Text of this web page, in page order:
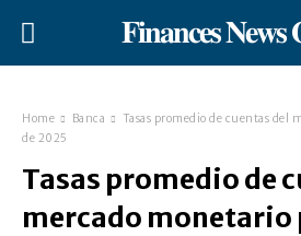
𝐅𝐢𝐧𝐚𝐧𝐜𝐞𝐬 𝐍𝐞𝐰𝐬
Home Banca
Tasas promedio de cuentas del
de 2025
Tasas promedio de
mercado monetario